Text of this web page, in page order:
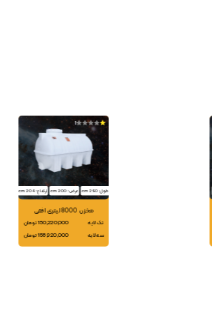
1
طول: 290 cm عرض: 200 cm ارتفاع: 204 cm
مخزن 8000 لیتری افقی
تک لایه
150,220,000 تومان
سه لایه
158,920,000 تومان